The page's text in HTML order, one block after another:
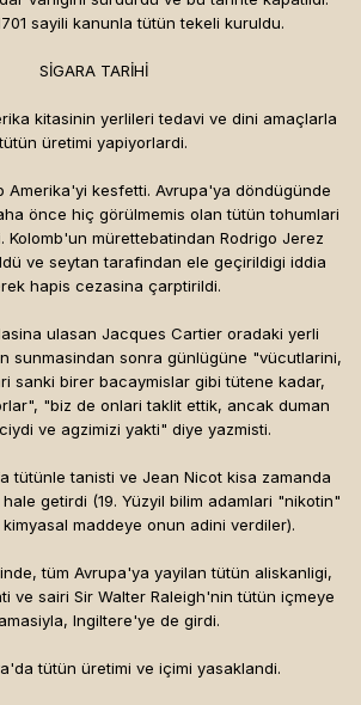
sayili kanunla tütün tekeli kuruldu.
SİGARA TARİHİ
kitasinin yerlileri tedavi ve dini amaçlarla
tütün üretimi yapiyorlardi.
Amerika'yi kesfetti. Avrupa'ya döndügünde
önce hiç görülmemis olan tütün tohumlari
Kolomb'un mürettebatindan Rodrigo Jerez
ve seytan tarafindan ele geçirildigi iddia
hapis cezasina çarptirildi.
ulasan Jacques Cartier oradaki yerli
sunmasindan sonra günlügüne "vücutlarini,
sanki birer bacaymislar gibi tütene kadar,
"biz de onlari taklit ettik, ancak duman
ve agzimizi yakti" diye yazmisti.
tütünle tanisti ve Jean Nicot kisa zamanda
getirdi (19. Yüzyil bilim adamlari "nikotin"
maddeye onun adini verdiler).
tüm Avrupa'ya yayilan tütün aliskanligi,
ve sairi Sir Walter Raleigh'nin tütün içmeye
Ingiltere'ye de girdi.
tütün üretimi ve içimi yasaklandi.